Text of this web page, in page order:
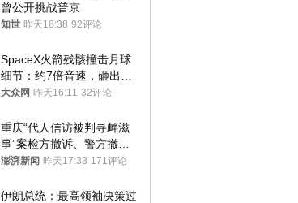
曾公开挑战普京
知世 昨天18:38 92评论
SpaceX火箭残骸撞击月球
细节：约7倍音速，砸出直
径约30米撞击坑
大众网 昨天16:11 32评论
重庆“代人信访被判寻衅滋
事”案检方撤诉、警方撤
案，两被告人获国赔
澎湃新闻 昨天17:33 171评论
伊朗总统：最高领袖决策过